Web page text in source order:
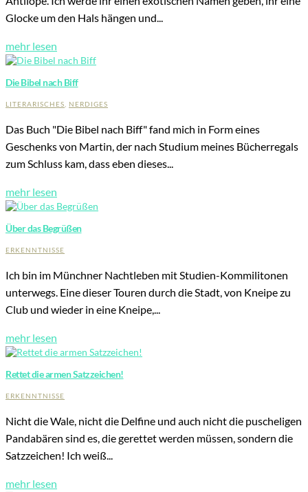
Übersicht
Der
Mardermolch
Archiv
Login/Anmelden
Glocke um den Hals hängen und...
mehr lesen
Die Bibel nach Biff
LITERARISCHES NERDIGES
Das Buch "Die Bibel nach Biff" fand mich in Form eines
Geschenks von Martin, der nach Studium meines Bücherregals
zum Schluss kam, dass eben dieses...
mehr lesen
Über das Begrüßen
ERKENNTNISSE
Ich bin im Münchner Nachtleben mit Studien-Kommilitonen
unterwegs. Eine dieser Touren durch die Stadt, von Kneipe zu
Club und wieder in eine Kneipe,...
mehr lesen
Rettet die armen Satzzeichen!
ERKENNTNISSE
Nicht die Wale, nicht die Delfine und auch nicht die puscheligen
Pandabären sind es, die gerettet werden müssen, sondern die
Satzzeichen! Ich weiß...
mehr lesen